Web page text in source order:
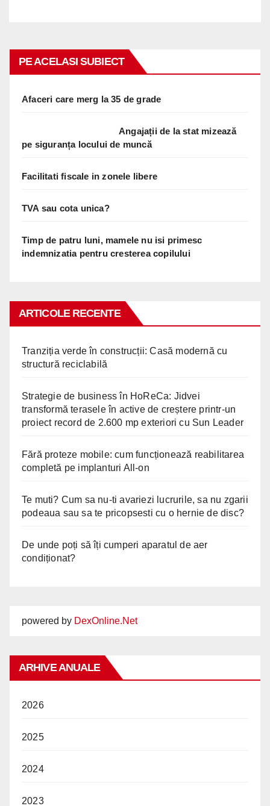
PE ACELASI SUBIECT
Afaceri care merg la 35 de grade
Angajații de la stat mizează
pe siguranța locului de muncă
Facilitati fiscale in zonele libere
TVA sau cota unica?
Timp de patru luni, mamele nu isi primesc
indemnizatia pentru cresterea copilului
ARTICOLE RECENTE
Tranziția verde în construcții: Casă modernă cu
structură reciclabilă
Strategie de business în HoReCa: Jidvei
transformă terasele în active de creștere printr-un
proiect record de 2.600 mp exteriori cu Sun Leader
Fără proteze mobile: cum funcționează reabilitarea
completă pe implanturi All-on
Te muti? Cum sa nu-ti avariezi lucrurile, sa nu zgarii
podeaua sau sa te pricopsesti cu o hernie de disc?
De unde poți să îți cumperi aparatul de aer
condiționat?
powered by DexOnline.Net
ARHIVE ANUALE
2026
2025
2024
2023